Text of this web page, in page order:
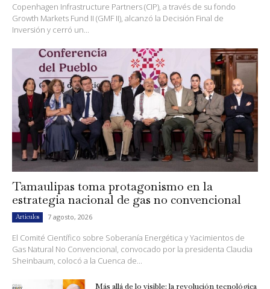
Copenhagen Infrastructure Partners (CIP), a través de su fondo
Growth Markets Fund II (GMF II), alcanzó la Decisión Final de
Inversión y cerró un...
Tamaulipas toma protagonismo en la
estrategia nacional de gas no convencional
Artículos 7 agosto, 2026
El Comité Científico sobre Soberanía Energética y Yacimientos de
Gas Natural No Convencional, convocado por la presidenta Claudia
Sheinbaum, colocó a la Cuenca de...
Más allá de lo visible: la revolución tecnológica